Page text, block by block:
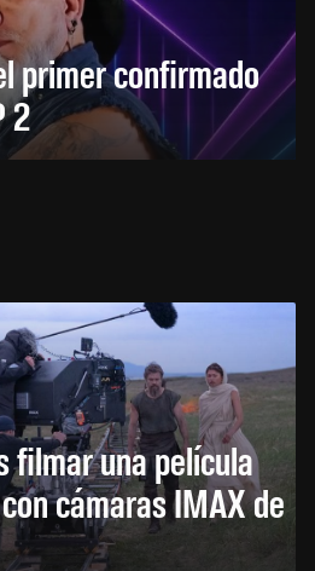
primer confirmado
2
filmar una película
cámaras IMAX de